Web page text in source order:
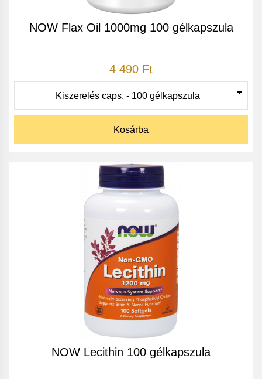
NOW Flax Oil 1000mg 100 gélkapszula
4 490 Ft
Kosárba
NOW Lecithin 100 gélkapszula